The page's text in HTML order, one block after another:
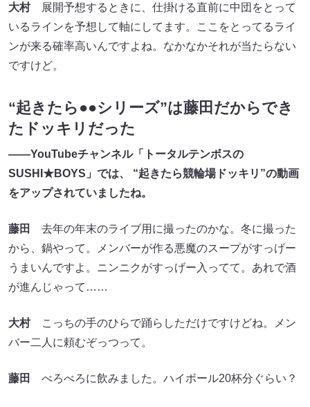
大村展開予想するときに、仕掛ける直前に中団をとって
いるラインを予想して軸にしてます。ここをとってるライ
ンが来る確率高いんですよね。なかなかそれが当たらない
ですけど。
“起きたら●●シリーズ”は藤田だからでき
たドッキリだった
――YouTubeチャンネル「トータルテンボスの
SUSHI★BOYS」では、 “起きたら競輪場ドッキリ”の動画
をアップされていましたね。
藤田
去年の年末のライブ用に撮ったのかな。冬に撮った
から、鍋やって。メンバーが作る悪魔のスープがすっげー
うまいんですよ。ニンニクがすっげー入ってて。あれで酒
が進んじゃって……
大村こっちの手のひらで踊らしただけですけどね。メン
バー二人に頼むぞっつって。
藤田 べろべろに飲みました。ハイボール20杯分ぐらい？